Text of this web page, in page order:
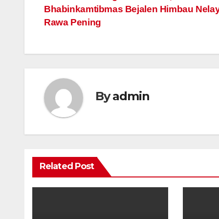
navigation
Bhabinkamtibmas Bejalen Himbau
Rawa Pening
Byadmin
Related Post